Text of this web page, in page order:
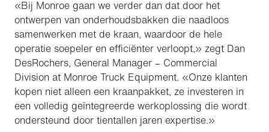
«Bij Monroe gaan we verder dan dat door het
ontwerpen van onderhoudsbakken die naadloos
samenwerken met de kraan, waardoor de hele
operatie soepeler en efficiënter verloopt,» zegt Dan
DesRochers, General Manager – Commercial
Division at Monroe Truck Equipment. «Onze klanten
kopen niet alleen een kraanpakket, ze investeren in
een volledig geïntegreerde werkoplossing die wordt
ondersteund door tientallen jaren expertise.»